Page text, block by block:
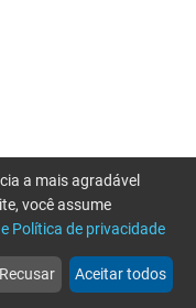
web
Notícias
more_horiz
Mais
a mais agradável
você assume
Política de privacidade
Recusar Aceitar todos
novamente